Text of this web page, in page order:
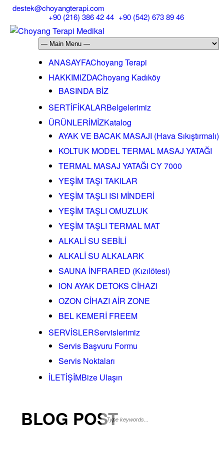
destek@choyangterapi.com
+90 (216) 386 42 44 +90 (542) 673 89 46
ANASAYFAChoyang Terapi
HAKKIMIZDAChoyang Kadıköy
BASINDA BİZ
SERTİFİKALARBelgelerimiz
ÜRÜNLERİMİZKatalog
AYAK VE BACAK MASAJI (Hava Sıkıştırmalı)
KOLTUK MODEL TERMAL MASAJ YATAĞI
TERMAL MASAJ YATAĞI CY 7000
YEŞİM TAŞI TAKILAR
YEŞİM TAŞLI ISI MİNDERİ
YEŞİM TAŞLI OMUZLUK
YEŞİM TAŞLI TERMAL MAT
ALKALİ SU SEBİLİ
ALKALİ SU ALKALARK
SAUNA İNFRARED (Kızılötesi)
ION AYAK DETOKS CİHAZI
OZON CİHAZI AİR ZONE
BEL KEMERİ FREEM
SERVİSLERServislerimiz
Servis Başvuru Formu
Servis Noktaları
İLETİŞİMBize Ulaşın
BLOG POST